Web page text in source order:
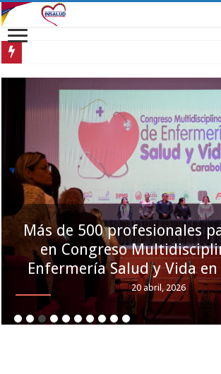
Atendidos trabajadores
una jornada de salud
20 abril, 2026